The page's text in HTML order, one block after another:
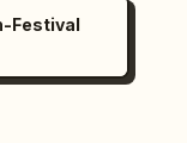
Festival